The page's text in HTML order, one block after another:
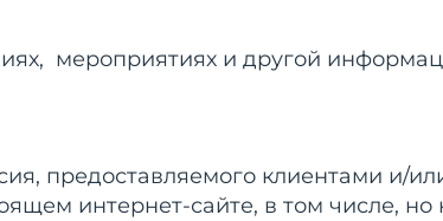
мероприятиях и другой
предоставляемого клиентами и/
интернет-сайте, в том числе, но